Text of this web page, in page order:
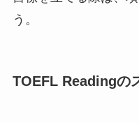
う。
TOEFL Readingの